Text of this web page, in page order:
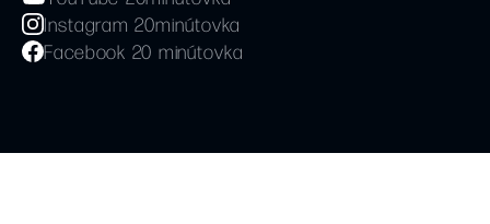
Instagram 20minútovka
Facebook 20 minútovka